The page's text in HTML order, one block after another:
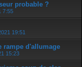
probable ?
7:55
19:51
rampe d'allumage
15:23